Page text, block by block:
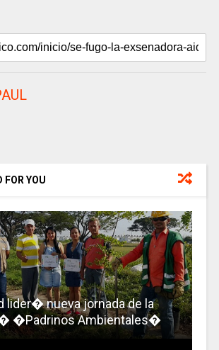
FOR YOU
lider� nueva jornada de la
�Padrinos Ambientales�